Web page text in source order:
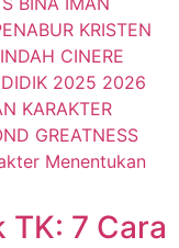
7 Cara